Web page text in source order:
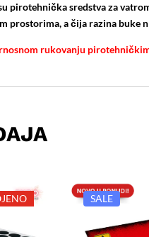
pirotehnička sredstva za
prostorima, a čija razina buke
rukovanju
SALE